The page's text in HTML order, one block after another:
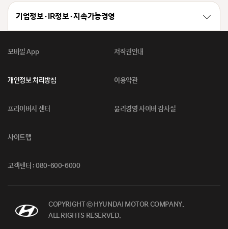
기업정보 · IR정보 · 지속가능경영
모바일 App 저작권안내
개인정보 처리방침 이용약관
프라이버시 센터 윤리경영 사이버 감사실
사이트맵
고객센터 : 080-600-6000
COPYRIGHT ⓒ HYUNDAI MOTOR COMPANY.
ALL RIGHTS RESERVED.